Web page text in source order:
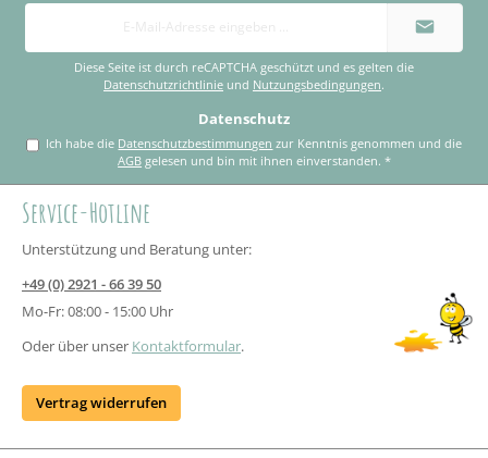
E-
Adresse
Diese Seite ist durch reCAPTCHA geschützt und es gelten die
Datenschutzrichtlinie und Nutzungsbedingungen.
Datenschutz
Ich habe die Datenschutzbestimmungen
AGB gelesen und bin mit ihnen einverstanden.*
Service-Hotline
Unterstützung und Beratung unter:
+49 (0) 2921 - 66 39 50
Mo-Fr: 08:00 - 15:00 Uhr
Oder über unser Kontaktformular.
Vertrag widerrufen